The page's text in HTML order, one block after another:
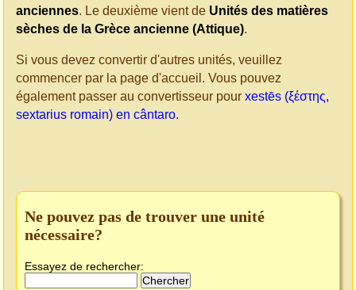
anciennes. Le deuxième vient de Unités des matières
sèches de la Grèce ancienne (Attique).
Si vous devez convertir d'autres unités, veuillez
commencer par la page d'accueil. Vous pouvez
également passer au convertisseur pour xestēs (ξέστης,
sextarius romain) en cântaro.
Ne pouvez pas de trouver une unité
nécessaire?
Essayez de rechercher: